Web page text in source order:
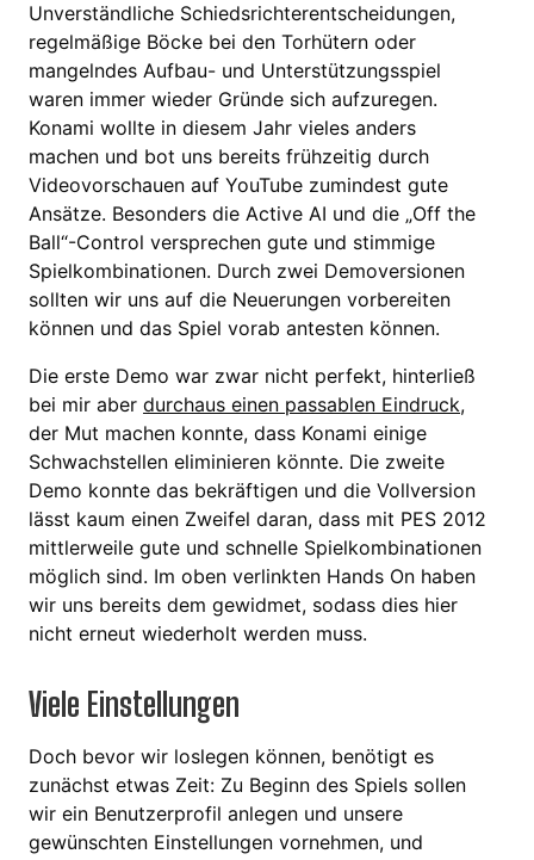
Unverständliche Schiedsrichterentscheidungen,
regelmäßige Böcke bei den Torhütern oder
mangelndes Aufbau- und Unterstützungsspiel
waren immer wieder Gründe sich aufzuregen.
Konami wollte in diesem Jahr vieles anders
machen und bot uns bereits frühzeitig durch
Videovorschauen auf YouTube zumindest gute
Ansätze. Besonders die Active AI und die „Off the
Ball“-Control versprechen gute und stimmige
Spielkombinationen. Durch zwei Demoversionen
sollten wir uns auf die Neuerungen vorbereiten
können und das Spiel vorab antesten können.
Die erste Demo war zwar nicht perfekt, hinterließ
bei mir aber durchaus einen passablen Eindruck,
der Mut machen konnte, dass Konami einige
Schwachstellen eliminieren könnte. Die zweite
Demo konnte das bekräftigen und die Vollversion
lässt kaum einen Zweifel daran, dass mit PES 2012
mittlerweile gute und schnelle Spielkombinationen
möglich sind. Im oben verlinkten Hands On haben
wir uns bereits dem gewidmet, sodass dies hier
nicht erneut wiederholt werden muss.
Viele Einstellungen
Doch bevor wir loslegen können, benötigt es
zunächst etwas Zeit: Zu Beginn des Spiels sollen
wir ein Benutzerprofil anlegen und unsere
gewünschten Einstellungen vornehmen, und